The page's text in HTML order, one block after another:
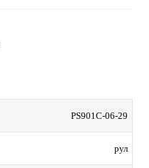
PS901C-06-29
рул